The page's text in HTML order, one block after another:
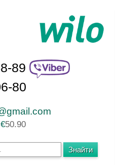
89
80
€50.90